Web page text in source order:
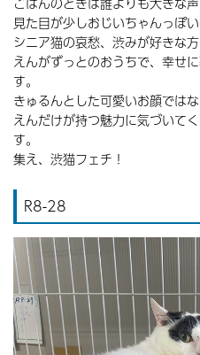
見た目が少しおじいちゃんっぽ
シニア猫の哀愁、渋みが好きな
えんがずっとのおうちで、幸せ
す。
きゅるんとした可愛いお顔ではな
えんだけが持つ魅力に気づいて
す。
集え、渋猫フェチ！
R8-28